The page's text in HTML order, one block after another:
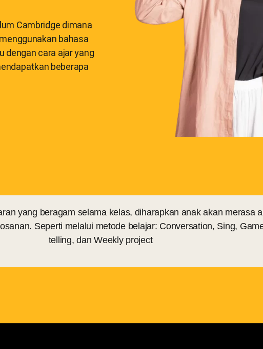
Cambridge dimana
bahasa
dengan cara ajar yang
beberapa
yang beragam selama kelas, diharapkan anak akan merasa
Seperti melalui metode belajar: Conversation, Sing,
telling, dan Weekly project